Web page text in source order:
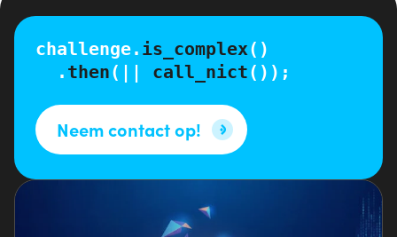
challenge. is_complex()
. then(|| call_nict());
Neem contact op!